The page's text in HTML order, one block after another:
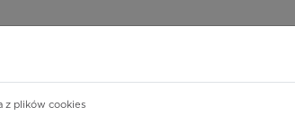
z plików cookies